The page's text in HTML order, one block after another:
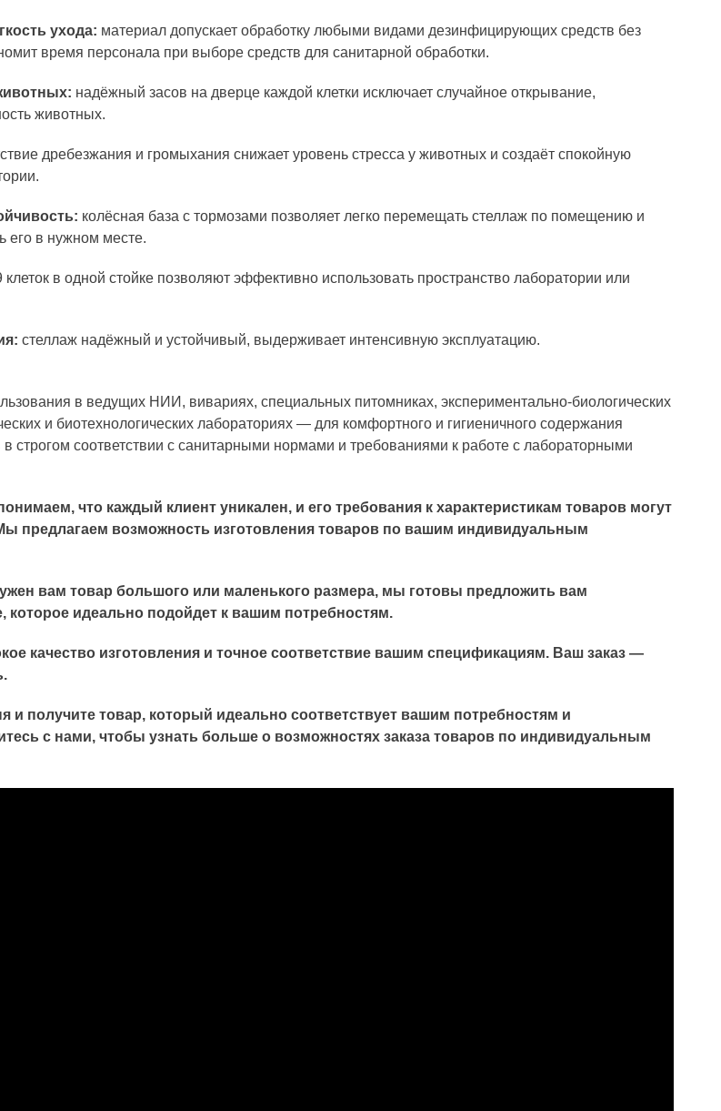
ухода: материал допускает обработку любыми видами дезинфицирующих средств без
время персонала при выборе средств для санитарной обработки.
надёжный засов на дверце каждой клетки исключает случайное открывание,
животных.
дребезжания и громыхания снижает уровень стресса у животных и создаёт спокойную
колёсная база с тормозами позволяет легко перемещать стеллаж по помещению и
его в нужном месте.
клеток в одной стойке позволяют эффективно использовать пространство лаборатории или
стеллаж надёжный и устойчивый, выдерживает интенсивную эксплуатацию.
в ведущих НИИ, вивариях, специальных питомниках, экспериментально-биологических
и биотехнологических лабораториях — для комфортного и гигиеничного содержания
строгом соответствии с санитарными нормами и требованиями к работе с лабораторными
что каждый клиент уникален, и его требования к характеристикам товаров могут
предлагаем возможность изготовления товаров по вашим индивидуальным
вам товар большого или маленького размера, мы готовы предложить вам
которое идеально подойдет к вашим потребностям.
качество изготовления и точное соответствие вашим спецификациям. Ваш заказ —
и получите товар, который идеально соответствует вашим потребностям и
с нами, чтобы узнать больше о возможностях заказа товаров по индивидуальным